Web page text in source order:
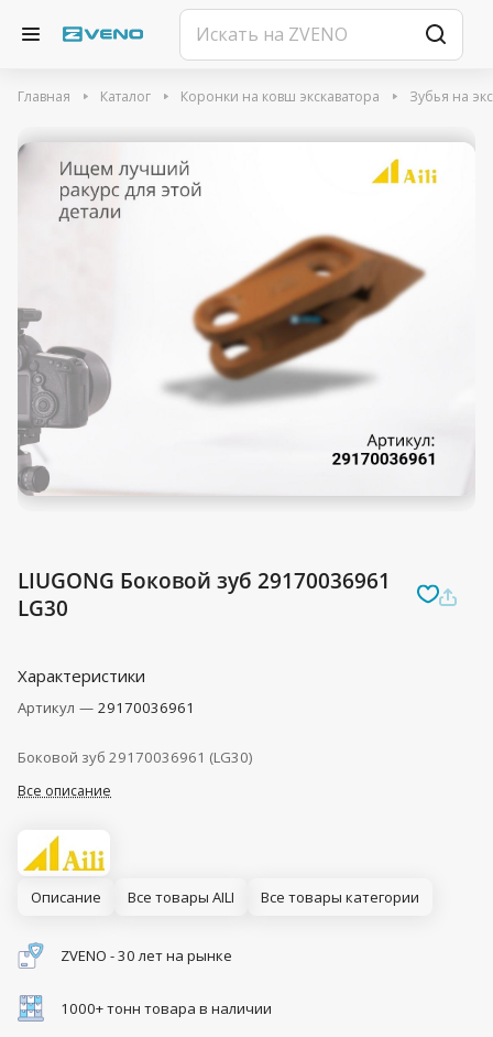
Главная Каталог Коронки на ковш экскаватора Зубья на
LIUGONG Боковой зуб 29170036961
LG30
Характеристики
Артикул — 29170036961
Боковой зуб 29170036961 (LG30)
Все описание
Описание Все товары AILI Все товары категории
ZVENO - 30 лет на рынке
1000+ тонн товара в наличии